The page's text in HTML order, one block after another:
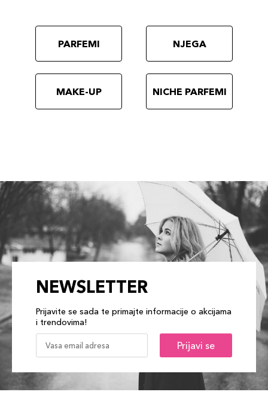
PARFEMI NJEGA
MAKE-UP NICHE PARFEMI
NEWSLETTER
Prijavite se sada te primajte informacije o akcijama
i trendovima!
Prijavi se